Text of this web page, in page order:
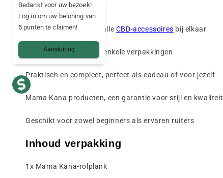
Hoogtepunten
✅ Alles-in-één-pakket: alle CBD-accessoires bij elkaar
Zuinig: goedkoper dan enkele verpakkingen
Praktisch en compleet, perfect als cadeau of voor jezelf
Mama Kana producten, een garantie voor stijl en kwaliteit
Geschikt voor zowel beginners als ervaren ruiters
Inhoud verpakking
1x Mama Kana-rolplank
Bedankt voor uw bezoek!
Log in om uw beloning van
5 punten te claimen!
Aansluiting